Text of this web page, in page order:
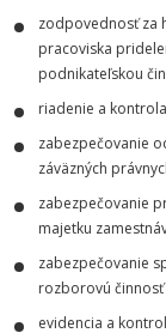
zodpovednosť za
pracoviska
podnikateľskou
riadenie a
zabezpečovanie
záväzných
zabezpečovanie
majetku
zabezpečovanie
rozborovú
evidencia a